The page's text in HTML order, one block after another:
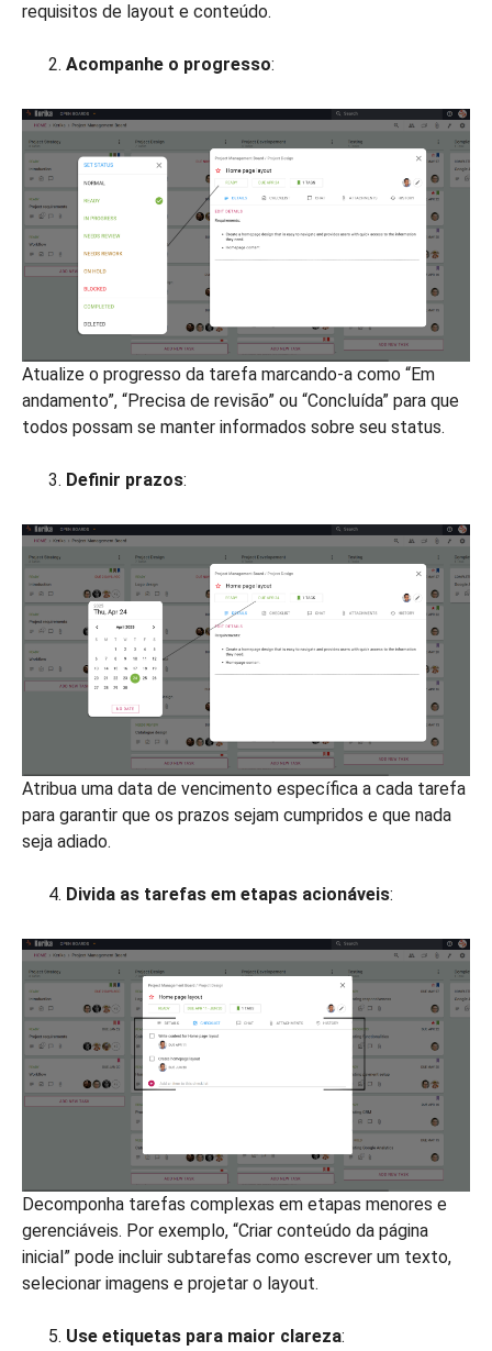
requisitos de layout e conteúdo.
Acompanhe o progresso:
Atualize o progresso da tarefa marcando-a como “Em
andamento”, “Precisa de revisão” ou “Concluída” para que
todos possam se manter informados sobre seu status.
Definir prazos:
Atribua uma data de vencimento específica a cada tarefa
para garantir que os prazos sejam cumpridos e que nada
seja adiado.
Divida as tarefas em etapas acionáveis:
Decomponha tarefas complexas em etapas menores e
gerenciáveis. Por exemplo, “Criar conteúdo da página
inicial” pode incluir subtarefas como escrever um texto,
selecionar imagens e projetar o layout.
Use etiquetas para maior clareza: